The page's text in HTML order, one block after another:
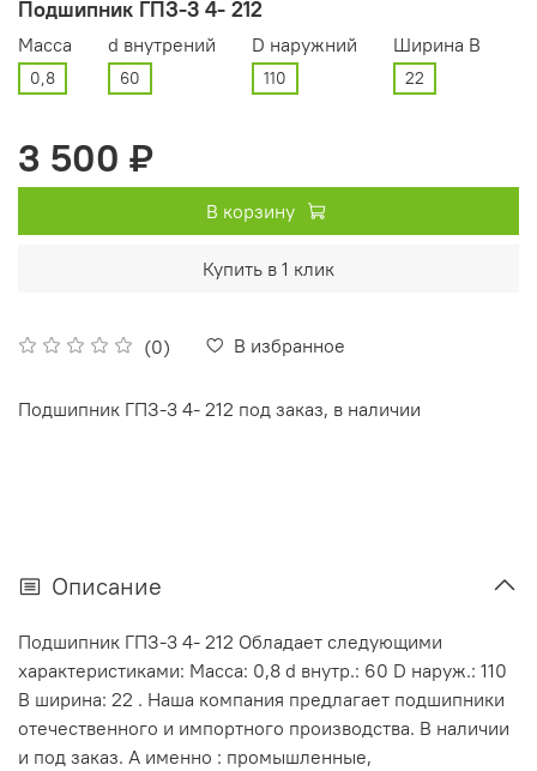
Подшипник ГПЗ-3 4- 212
(0) В избранное
Масса
0,8
d внутрений
60
D наружний
110
Ширина В
22
3 500 ₽
В корзину
Купить в 1 клик
Подшипник ГПЗ-3 4- 212 под заказ, в наличии
Описание
Подшипник ГПЗ-3 4- 212 Обладает следующими
характеристиками: Масса: 0,8 d внутр.: 60 D наруж.: 110
В ширина: 22 . Наша компания предлагает подшипники
отечественного и импортного производства. В наличии
и под заказ. А именно : промышленные,